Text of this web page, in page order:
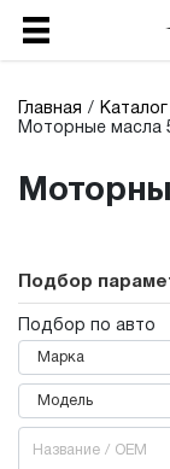
Главная Каталог
Моторные масла
Подбор
Подбор по авто